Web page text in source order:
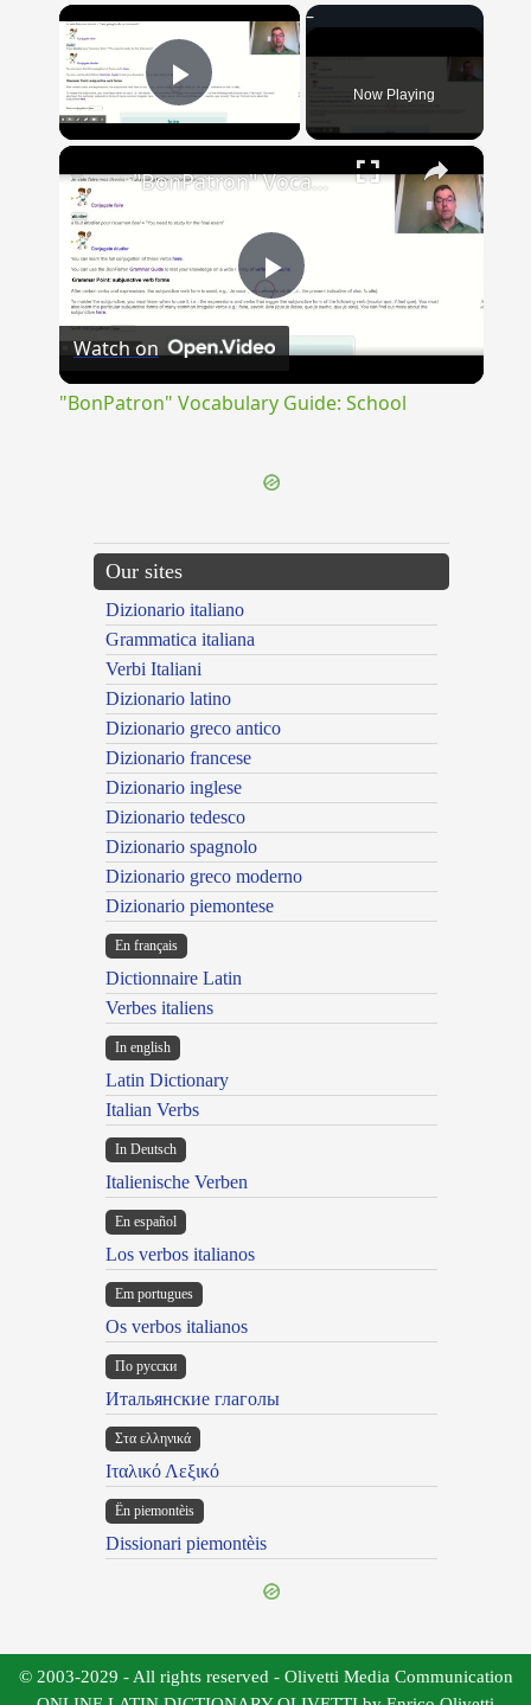
×
Play Video Now Playing
×
Play
"BonPatron" Vocabulary Guide: School
Watch on
"BonPatron" Vocabulary Guide: School
Our sites
Dizionario italiano
Grammatica italiana
Verbi Italiani
Dizionario latino
Dizionario greco antico
Dizionario francese
Dizionario inglese
Dizionario tedesco
Dizionario spagnolo
Dizionario greco moderno
Dizionario piemontese
En français
Dictionnaire Latin
Verbes italiens
In english
Latin Dictionary
Italian Verbs
In Deutsch
Italienische Verben
En español
Los verbos italianos
Em portugues
Os verbos italianos
По русски
Итальянские глаголы
Στα ελληνικά
Ιταλικό Λεξικό
Ën piemontèis
Dissionari piemontèis
© 2003-2029 - All rights reserved - Olivetti Media Communication